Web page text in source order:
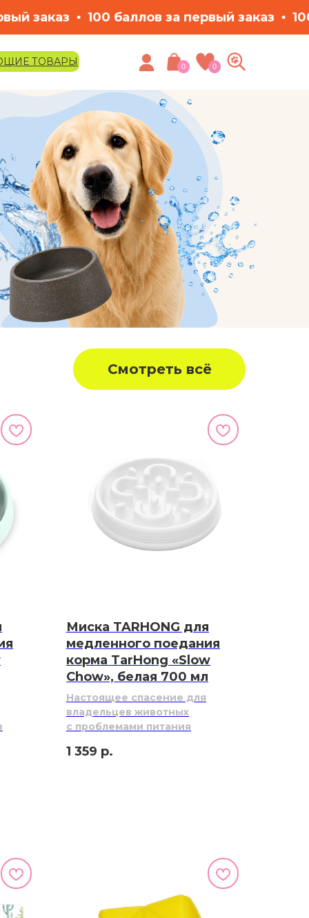
первый заказ 100 баллов за первый
ТОВАРЫ 0
0
Смотреть всё
Миска TARHONG для
медленного поедания
корма TarHong «Slow
Chow», белая 700 мл
Настоящее спасение для
владельцев животных
с проблемами питания
1 359 р.